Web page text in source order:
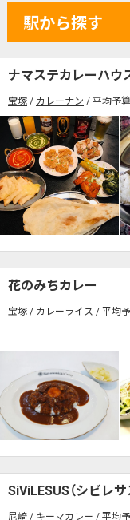
カレ
無料駐車場あり
モーニングあり
年中無休 5名
デリバリー対応
カウンター席あり
カレー専門店
カード決済可
#本日のカレー見
駅から探す
カレ
席の予約可
無料駐車場あり
モーニングあり
年中無休 5名
デリバリー対応
カウンター席あり
テラス席ペット可
キッズメニューあ
カード決済可
#本日のカレー見
ナマステカレーハウ
宝塚 カレーナン 平均予算
花のみちカレー
宝塚 カレーライス 平均
SiViLESUS（シビレサ
尼崎 キーマカレー 平均予